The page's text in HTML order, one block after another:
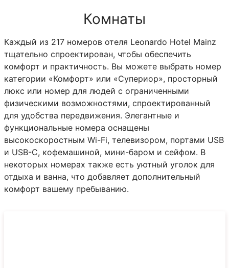
Комнаты
Каждый из 217 номеров отеля Leonardo Hotel Mainz
тщательно спроектирован, чтобы обеспечить
комфорт и практичность. Вы можете выбрать номер
категории «Комфорт» или «Супериор», просторный
люкс или номер для людей с ограниченными
физическими возможностями, спроектированный
для удобства передвижения. Элегантные и
функциональные номера оснащены
высокоскоростным Wi-Fi, телевизором, портами USB
и USB-C, кофемашиной, мини-баром и сейфом. В
некоторых номерах также есть уютный уголок для
отдыха и ванна, что добавляет дополнительный
комфорт вашему пребыванию.